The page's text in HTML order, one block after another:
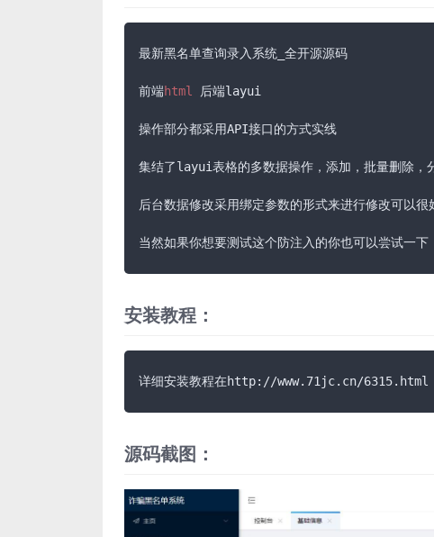
最新黑名单查询录入系统_全开源源码
前端html 后端layui
操作部分都采用API接口的方式实线
集结了layui表格的多数据操作，添加，批量删除，
后台数据修改采用绑定参数的形式来进行修改可以很
当然如果你想要测试这个防注入的你也可以尝试一下
安装教程：
详细安装教程在http://www.71jc.cn/6315.html
源码截图：